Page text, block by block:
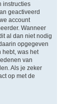
instructies
geactiveerd
account
Wanneer
al dan niet nodig
opgegeven
hebt, was het
van
Als je zeker
op met de